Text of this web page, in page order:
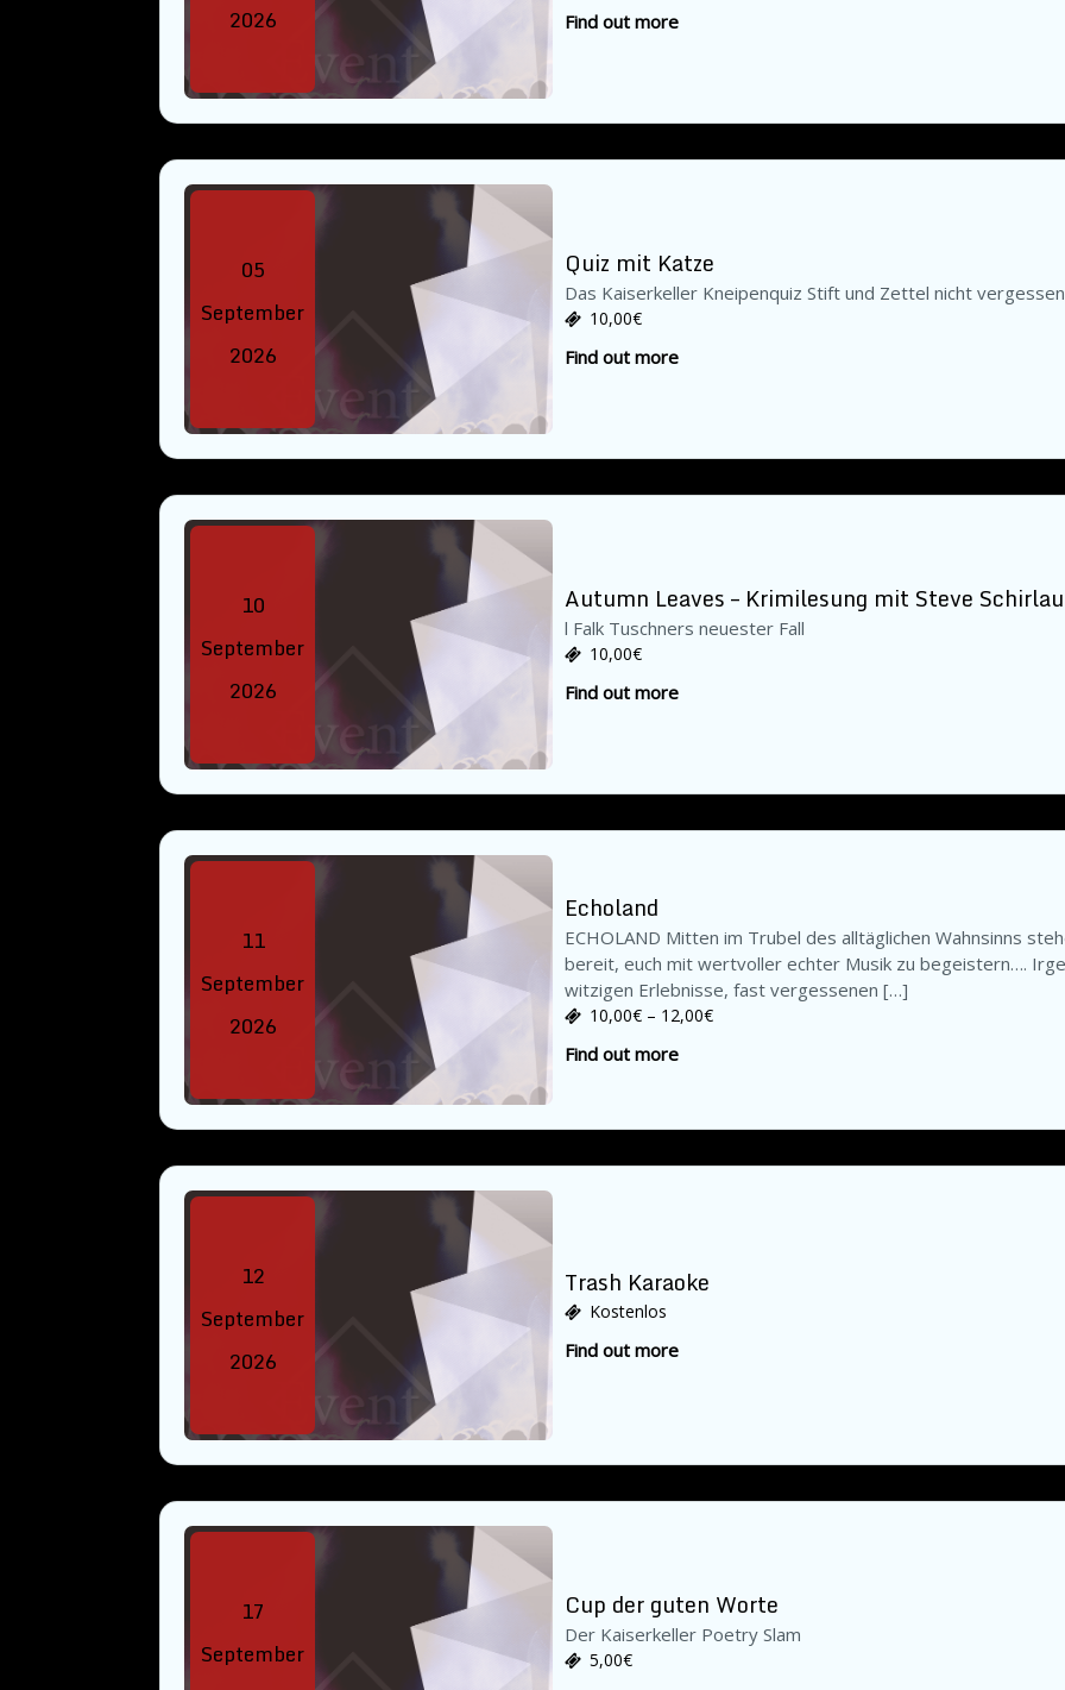
2026
Find out more
05
September
2026
Quiz mit Katze
Das Kaiserkeller Kneipenquiz Stift und Zettel nicht
10,00€
Find out more
10
September
2026
Autumn Leaves – Krimilesung mit Steve Schirlau
l Falk Tuschners neuester Fall
10,00€
Find out more
11
September
2026
Echoland
ECHOLAND Mitten im Trubel des alltäglichen Wahnsinns
bereit, euch mit wertvoller echter Musik zu begeistern….
witzigen Erlebnisse, fast vergessenen […]
10,00€ – 12,00€
Find out more
12
September
2026
Trash Karaoke
Kostenlos
Find out more
17
September
Cup der guten Worte
Der Kaiserkeller Poetry Slam
5,00€